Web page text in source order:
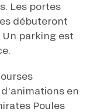
Les portes
débuteront
Un parking est
en
Poules